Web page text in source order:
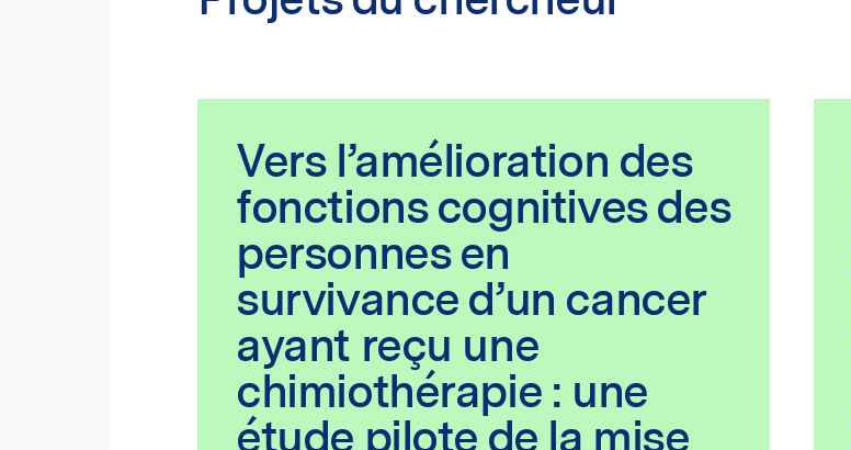
Vers l’amélioration des
fonctions cognitives des
personnes en
survivance d’un cancer
ayant reçu une
chimiothérapie : une
étude pilote de la mise